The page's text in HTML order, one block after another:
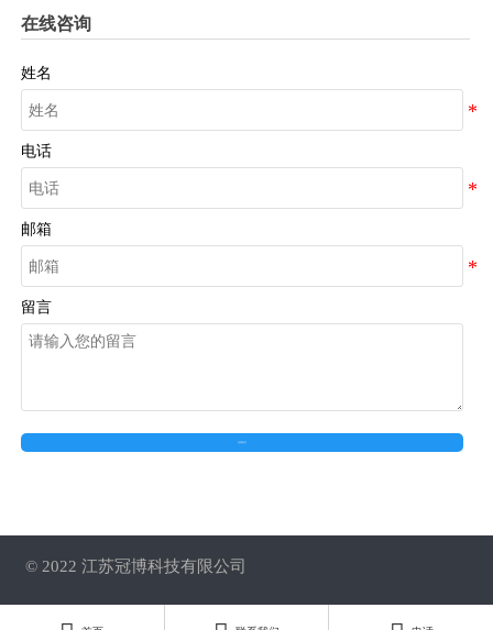
在线咨询
姓名
电话
邮箱
留言
© 2022 江苏冠博科技有限公司